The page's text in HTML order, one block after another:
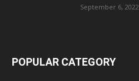
September 6, 2022
POPULAR CATEGORY